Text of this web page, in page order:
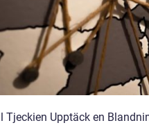
Tjeckien Upptäck en